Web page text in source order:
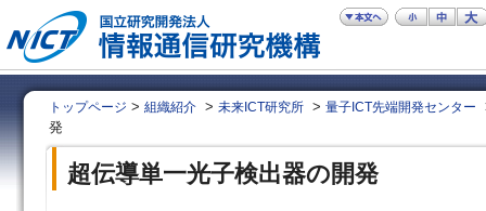
トップページ > 組織紹介 > 未来ICT研究所 > 量子ICT先端開発センター
発
超伝導単一光子検出器の開発